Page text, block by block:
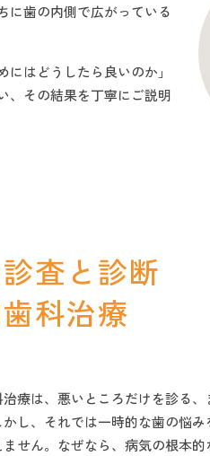
に歯の内側で広がっている
はどうしたら良いのか」
、その結果を丁寧にご説明
査と診断
科治療
療は、悪いところだけを診る
し、それでは一時的な歯の悩
せん。なぜなら、病気の根本